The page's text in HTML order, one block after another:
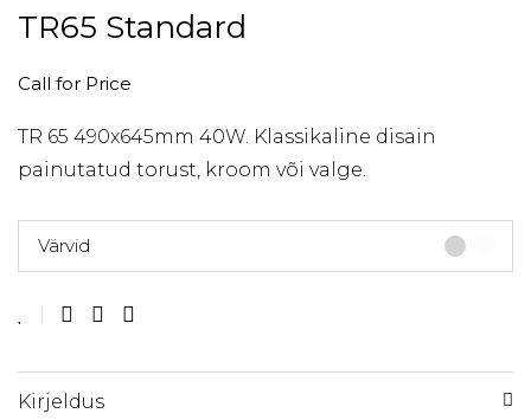
TR65 Standard
Call for Price
TR 65 490x645mm 40W. Klassikaline disain
painutatud torust, kroom või valge.
Värvid
Kirjeldus